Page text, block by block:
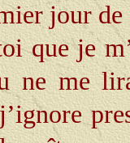
jour de
que je
ne me